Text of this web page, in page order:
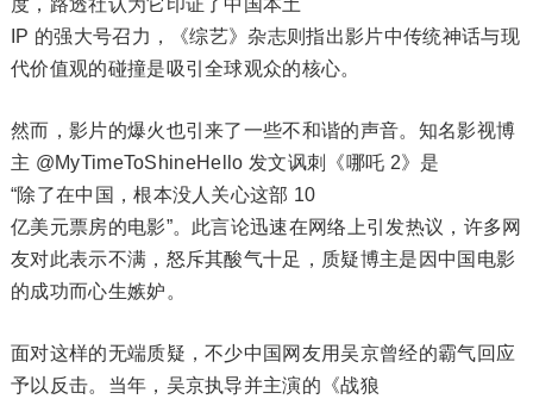
度，路透社认为它印证了中国本土
IP 的强大号召力，《综艺》杂志则指出影片中传统神话与现
代价值观的碰撞是吸引全球观众的核心。
然而，影片的爆火也引来了一些不和谐的声音。知名影视博
主 @MyTimeToShineHello 发文讽刺《哪吒 2》是
“除了在中国，根本没人关心这部 10
亿美元票房的电影”。此言论迅速在网络上引发热议，许多网
友对此表示不满，怒斥其酸气十足，质疑博主是因中国电影
的成功而心生嫉妒。
面对这样的无端质疑，不少中国网友用吴京曾经的霸气回应
予以反击。当年，吴京执导并主演的《战狼